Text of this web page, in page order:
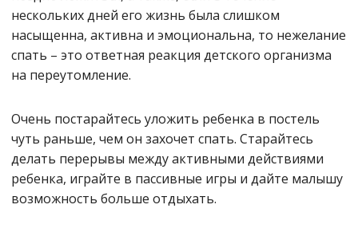
нескольких дней его жизнь была слишком
насыщенна, активна и эмоциональна, то нежелание
спать – это ответная реакция детского организма
на переутомление.
Очень постарайтесь уложить ребенка в постель
чуть раньше, чем он захочет спать. Старайтесь
делать перерывы между активными действиями
ребенка, играйте в пассивные игры и дайте малышу
возможность больше отдыхать.